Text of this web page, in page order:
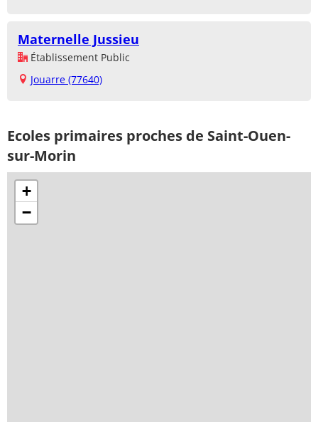
Maternelle Jussieu
Établissement Public
Jouarre (77640)
Ecoles primaires proches de Saint-Ouen-
sur-Morin
+
−